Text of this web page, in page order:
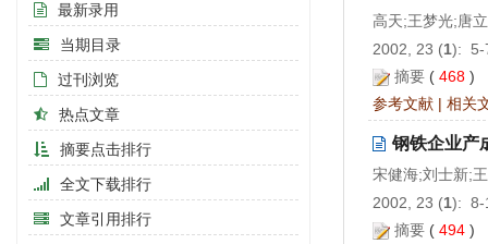
高天;王梦光;唐
2002, 23 (1): 5-
摘要 ( 468 )
参考文献 | 相关
钢铁企业产
宋健海;刘士新;
2002, 23 (1): 8-
摘要 ( 494 )
最新录用
当期目录
过刊浏览
热点文章
摘要点击排行
全文下载排行
文章引用排行